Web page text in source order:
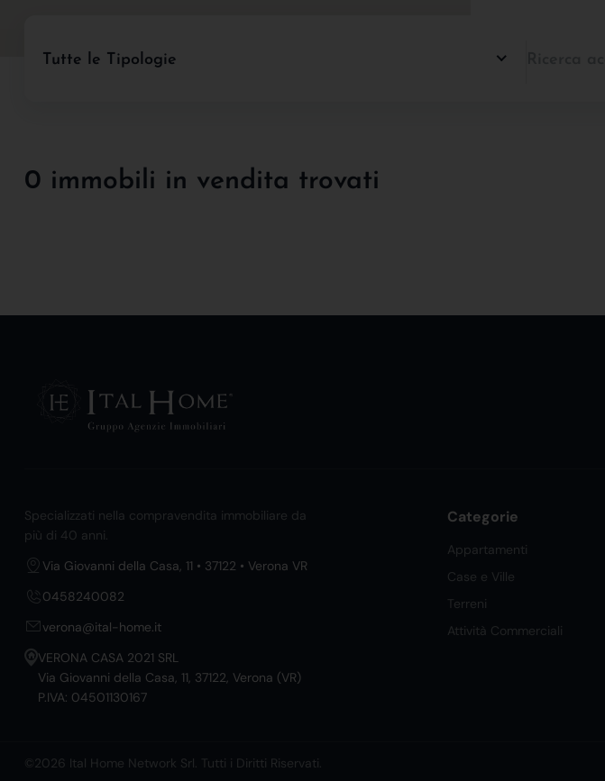
Tutte le Tipologie
0 immobili in vendita trovati
Specializzati nella compravendita immobiliare da
più di 40 anni.
Via Giovanni della Casa, 11 • 37122 • Verona VR
0458240082
verona@ital-home.it
VERONA CASA 2021 SRL
Via Giovanni della Casa, 11, 37122, Verona (VR)
P.IVA: 04501130167
Categorie
Appartamenti
Case e Ville
Terreni
Attività Commerciali
©2026 Ital Home Network Srl. Tutti i Diritti Riservati.